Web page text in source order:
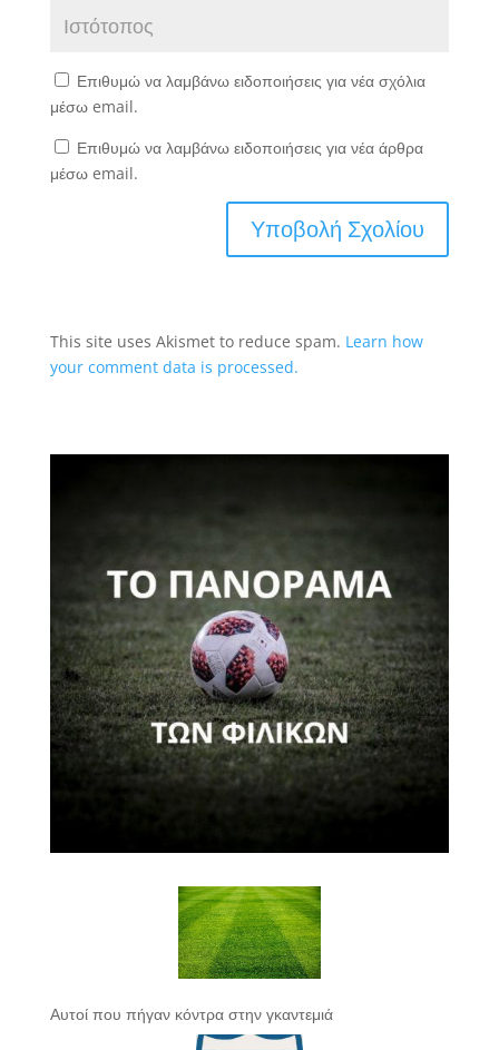
Επιθυμώ να λαμβάνω ειδοποιήσεις για νέα σχόλια
μέσω email.
Επιθυμώ να λαμβάνω ειδοποιήσεις για νέα άρθρα
μέσω email.
This site uses Akismet to reduce spam. Learn how
your comment data is processed.
Αυτοί που πήγαν κόντρα στην γκαντεμιά